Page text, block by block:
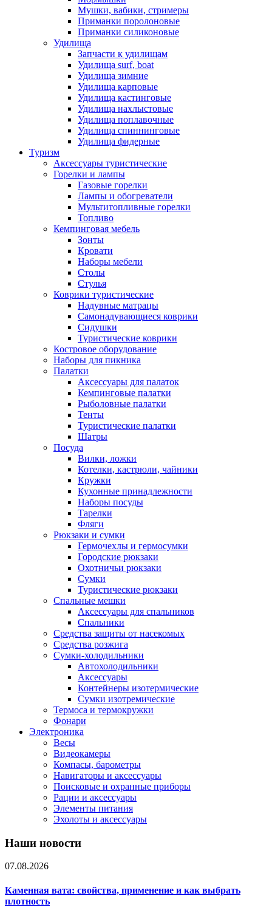
Мушки, вабики, стримеры
Приманки поролоновые
Приманки силиконовые
Удилища
Запчасти к удилищам
Удилища surf, boat
Удилища зимние
Удилища карповые
Удилища кастинговые
Удилища нахлыстовые
Удилища поплавочные
Удилища спиннинговые
Удилища фидерные
Туризм
Аксессуары туристические
Горелки и лампы
Газовые горелки
Лампы и обогреватели
Мультитопливные горелки
Топливо
Кемпинговая мебель
Зонты
Кровати
Наборы мебели
Столы
Стулья
Коврики туристические
Надувные матрацы
Самонадувающиеся коврики
Сидушки
Туристические коврики
Костровое оборудование
Наборы для пикника
Палатки
Аксессуары для палаток
Кемпинговые палатки
Рыболовные палатки
Тенты
Туристические палатки
Шатры
Посуда
Вилки, ложки
Котелки, кастрюли, чайники
Кружки
Кухонные принадлежности
Наборы посуды
Тарелки
Фляги
Рюкзаки и сумки
Гермочехлы и гермосумки
Городские рюкзаки
Охотничьи рюкзаки
Сумки
Туристические рюкзаки
Спальные мешки
Аксессуары для спальников
Спальники
Средства защиты от насекомых
Средства розжига
Сумки-холодильники
Автохолодильники
Аксессуары
Контейнеры изотермические
Сумки изотремические
Термоса и термокружки
Фонари
Электроника
Весы
Видеокамеры
Компасы, барометры
Навигаторы и аксессуары
Поисковые и охранные приборы
Рации и аксессуары
Элементы питания
Эхолоты и аксессуары
Наши новости
07.08.2026
Каменная вата: свойства, применение и как выбрать
плотность